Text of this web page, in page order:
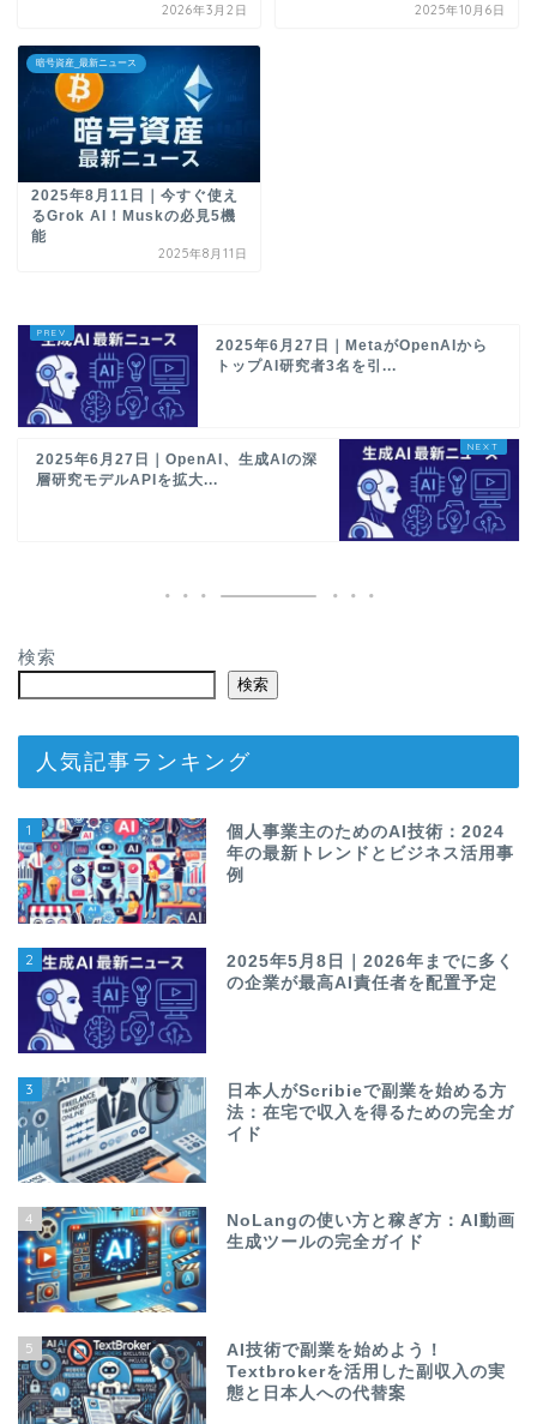
2026年3月2日 2025年10月6日
暗号資産_最新ニュース
2025年8月11日｜今すぐ使え
るGrok AI！Muskの必見5機
能
2025年8月11日
2025年6月27日｜MetaがOpenAIから
トップAI研究者3名を引...
2025年6月27日｜OpenAI、生成AIの深
層研究モデルAPIを拡大...
検索
検索
人気記事ランキング
1
個人事業主のためのAI技術：2024
年の最新トレンドとビジネス活用事
例
2
2025年5月8日｜2026年までに多く
の企業が最高AI責任者を配置予定
3
日本人がScribieで副業を始める方
法：在宅で収入を得るための完全ガ
イド
4
NoLangの使い方と稼ぎ方：AI動画
生成ツールの完全ガイド
5
AI技術で副業を始めよう！
Textbrokerを活用した副収入の実
態と日本人への代替案